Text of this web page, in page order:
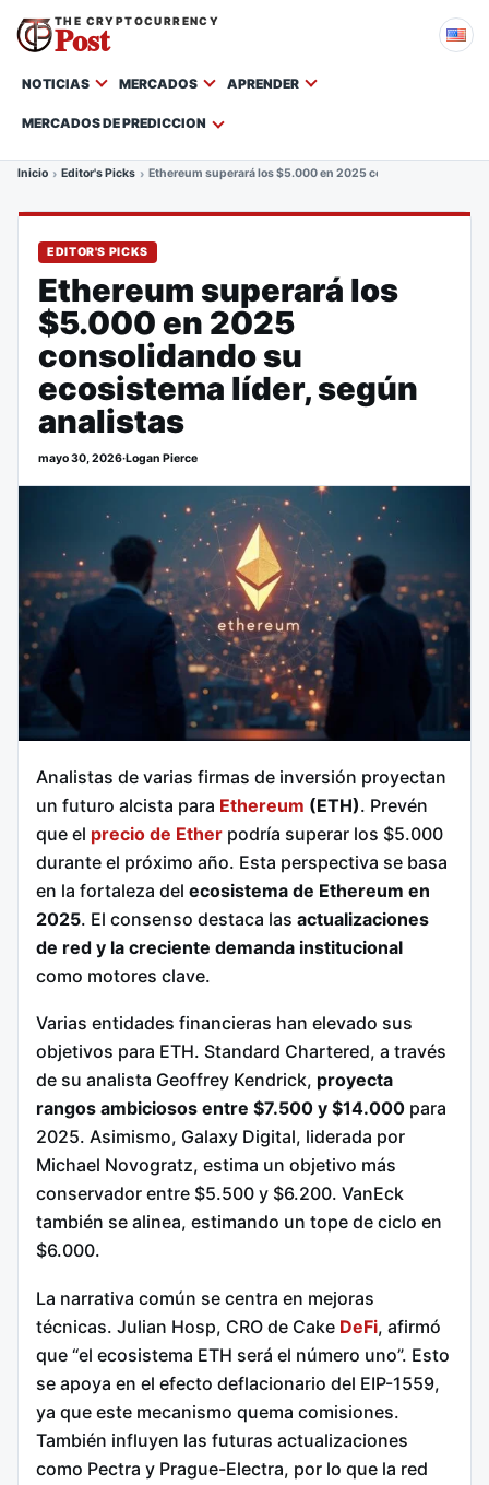
THE CRYPTOCURRENCY
Post
NOTICIAS MERCADOS APRENDER
MERCADOS DE PREDICCION
Inicio Editor's Picks Ethereum superará los $5.000 en 2025 consolidando su
EDITOR'S PICKS
Ethereum superará los
$5.000 en 2025
consolidando su
ecosistema líder, según
analistas
mayo 30, 2026·Logan Pierce
Analistas de varias firmas de inversión proyectan
un futuro alcista para Ethereum (ETH). Prevén
que el precio de Ether podría superar los $5.000
durante el próximo año. Esta perspectiva se basa
en la fortaleza del ecosistema de Ethereum en
2025. El consenso destaca las actualizaciones
de red y la creciente demanda institucional
como motores clave.
Varias entidades financieras han elevado sus
objetivos para ETH. Standard Chartered, a través
de su analista Geoffrey Kendrick, proyecta
rangos ambiciosos entre $7.500 y $14.000 para
2025. Asimismo, Galaxy Digital, liderada por
Michael Novogratz, estima un objetivo más
conservador entre $5.500 y $6.200. VanEck
también se alinea, estimando un tope de ciclo en
$6.000.
La narrativa común se centra en mejoras
técnicas. Julian Hosp, CRO de Cake DeFi, afirmó
que “el ecosistema ETH será el número uno”. Esto
se apoya en el efecto deflacionario del EIP-1559,
ya que este mecanismo quema comisiones.
También influyen las futuras actualizaciones
como Pectra y Prague-Electra, por lo que la red